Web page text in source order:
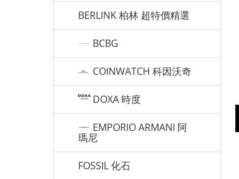
BERLINK 柏林 超特價精選
BCBG
COINWATCH 科因沃奇
DOXA 時度
EMPORIO ARMANI 阿
瑪尼
FOSSIL 化石